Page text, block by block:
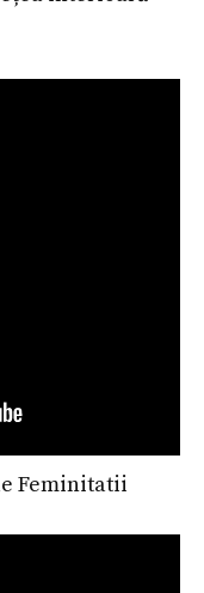
Feminitatii